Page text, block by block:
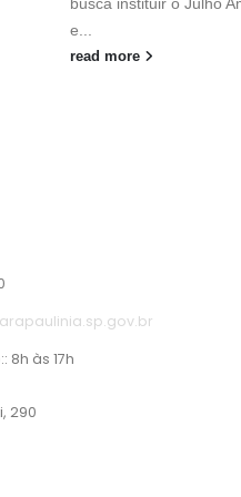
e...
read more
8h às 17h
290